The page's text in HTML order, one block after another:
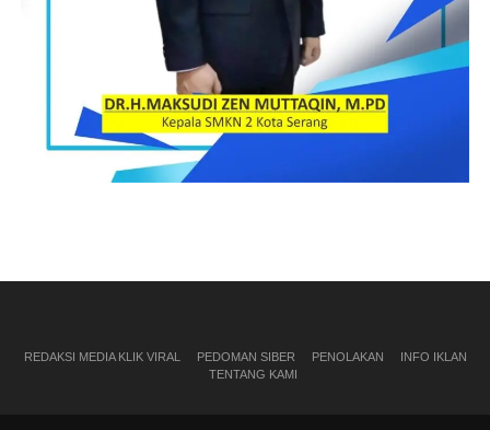
REDAKSI MEDIA KLIK VIRAL PEDOMAN SIBER PENOLAKAN
INFO IKLAN
TENTANG KAMI